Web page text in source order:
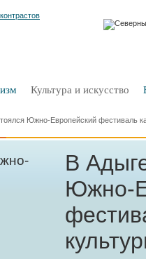
Культура и искусство
Южно-Европейский фестиваль
В
Южно-